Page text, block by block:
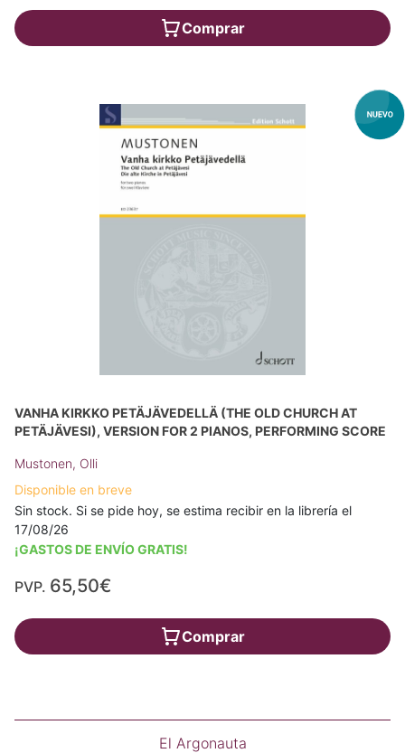
Comprar
VANHA KIRKKO PETÄJÄVEDELLÄ (THE OLD CHURCH AT
PETÄJÄVESI), VERSION FOR 2 PIANOS, PERFORMING SCORE
Mustonen, Olli
Disponible en breve
Sin stock. Si se pide hoy, se estima recibir en la librería el
17/08/26
¡GASTOS DE ENVÍO GRATIS!
PVP. 65,50€
Comprar
El Argonauta